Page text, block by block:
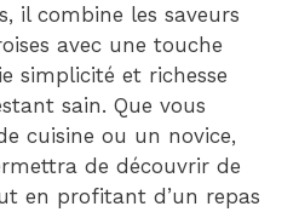
il combine les saveurs
avec une touche
simplicité et richesse
sain. Que vous
cuisine ou un novice,
de découvrir de
en profitant d’un repas